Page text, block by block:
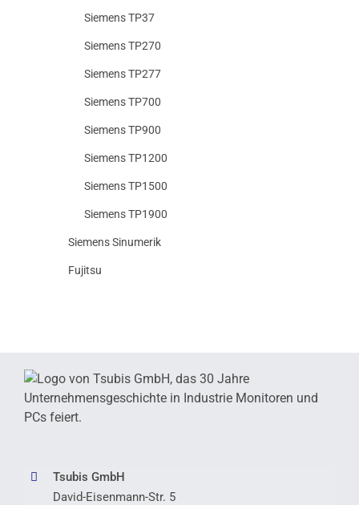
Siemens TP37
Siemens TP270
Siemens TP277
Siemens TP700
Siemens TP900
Siemens TP1200
Siemens TP1500
Siemens TP1900
Siemens Sinumerik
Fujitsu
Tsubis GmbH
David-Eisenmann-Str. 5